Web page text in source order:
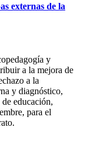
externas de la
y
a la mejora de
a la
y diagnóstico,
educación,
para el